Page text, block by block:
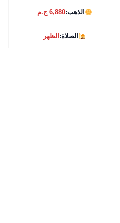
الذهب:6,880 ج.م
الصلاة:الظهر